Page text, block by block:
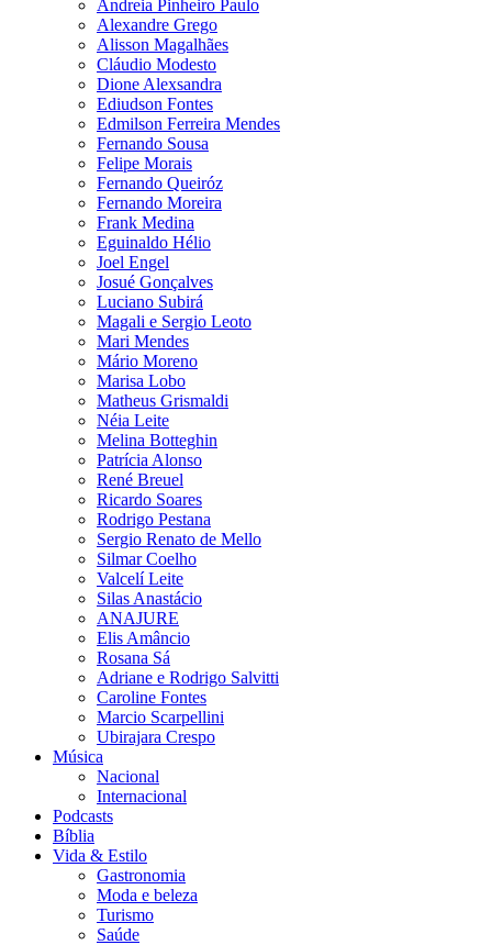
Andreia Pinheiro Paulo
Alexandre Grego
Alisson Magalhães
Cláudio Modesto
Dione Alexsandra
Ediudson Fontes
Edmilson Ferreira Mendes
Fernando Sousa
Felipe Morais
Fernando Queiróz
Fernando Moreira
Frank Medina
Eguinaldo Hélio
Joel Engel
Josué Gonçalves
Luciano Subirá
Magali e Sergio Leoto
Mari Mendes
Mário Moreno
Marisa Lobo
Matheus Grismaldi
Néia Leite
Melina Botteghin
Patrícia Alonso
René Breuel
Ricardo Soares
Rodrigo Pestana
Sergio Renato de Mello
Silmar Coelho
Valcelí Leite
Silas Anastácio
ANAJURE
Elis Amâncio
Rosana Sá
Adriane e Rodrigo Salvitti
Caroline Fontes
Marcio Scarpellini
Ubirajara Crespo
Música
Nacional
Internacional
Podcasts
Bíblia
Vida & Estilo
Gastronomia
Moda e beleza
Turismo
Saúde